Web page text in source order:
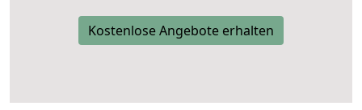
Kostenlose Angebote erhalten